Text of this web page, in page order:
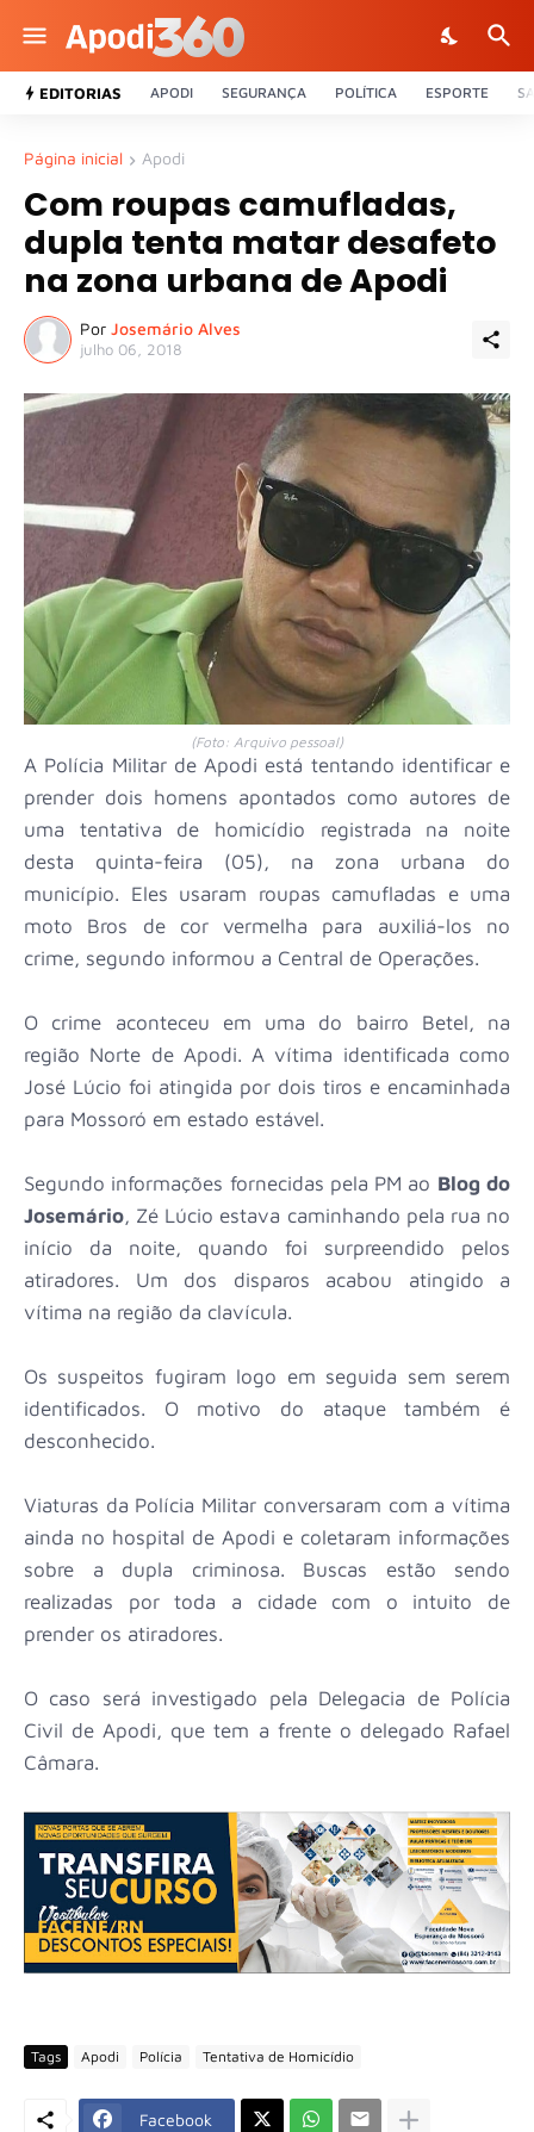
EDITORIAS APODI SEGURANÇA POLÍTICA ESPORTE
Página inicial Apodi
Com roupas camufladas,
dupla tenta matar desafeto
na zona urbana de Apodi
Por Josemário Alves
julho 06, 2018
(Foto: Arquivo pessoal)
A Polícia Militar de Apodi está tentando identificar e
prender dois homens apontados como autores de
uma tentativa de homicídio registrada na noite
desta quinta-feira (05), na zona urbana do
município. Eles usaram roupas camufladas e uma
moto Bros de cor vermelha para auxiliá-los no
crime, segundo informou a Central de Operações.
O crime aconteceu em uma do bairro Betel, na
região Norte de Apodi. A vítima identificada como
José Lúcio foi atingida por dois tiros e encaminhada
para Mossoró em estado estável.
Segundo informações fornecidas pela PM ao Blog do
Josemário, Zé Lúcio estava caminhando pela rua no
início da noite, quando foi surpreendido pelos
atiradores. Um dos disparos acabou atingido a
vítima na região da clavícula.
Os suspeitos fugiram logo em seguida sem serem
identificados. O motivo do ataque também é
desconhecido.
Viaturas da Polícia Militar conversaram com a vítima
ainda no hospital de Apodi e coletaram informações
sobre a dupla criminosa. Buscas estão sendo
realizadas por toda a cidade com o intuito de
prender os atiradores.
O caso será investigado pela Delegacia de Polícia
Civil de Apodi, que tem a frente o delegado Rafael
Câmara.
Tags Apodi Polícia Tentativa de Homicídio
Facebook